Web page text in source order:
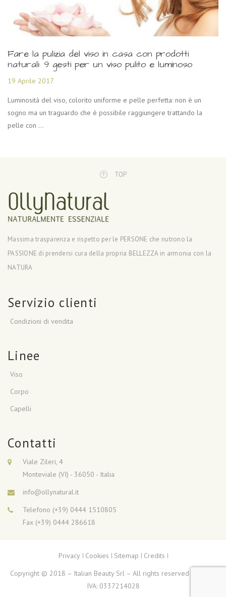
Fare la pulizia del viso in casa con prodotti
naturali: 9 gesti per un viso pulito e luminoso
19 Aprile 2017
Luminosità del viso, colorito uniforme e pelle perfetta: non è un
sogno ma un traguardo che è possibile raggiungere trattando la
pelle con ...
TOP
Massima trasparenza e rispetto per le PERSONE che nutrono la
PASSIONE di prendersi cura della propria BELLEZZA in armonia con la
NATURA
Servizio clienti
Condizioni di vendita
Linee
Viso
Corpo
Capelli
Contatti
Viale Zileri, 4
Monteviale (VI) - 36050 - Italia
info@ollynatural.it
Telefono (+39) 0444 1510805
Fax (+39) 0444 286618
Privacy Cookies Sitemap
Credits
Copyright © 2018 – Italian Beauty Srl – All rights reserved – Partita
IVA: 0337214028